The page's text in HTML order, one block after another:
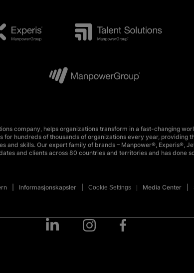
company, helps organizations transform in a fast-changing
for hundreds of thousands of organizations every year, providing
and skills. Our expert family of brands – Manpower®, Experis®,
and clients across 80 countries and territories and has done
Informasjonskapsler Cookie Settings Media Center